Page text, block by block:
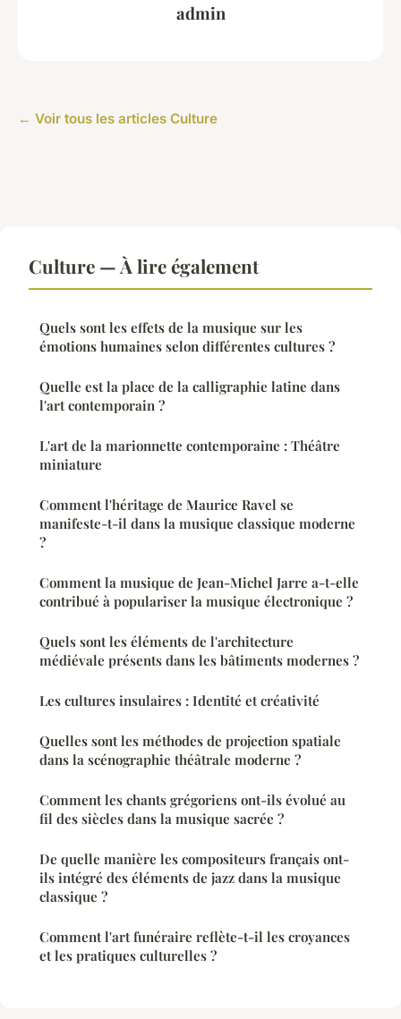
admin
← Voir tous les articles Culture
Culture — À lire également
Quels sont les effets de la musique sur les
émotions humaines selon différentes cultures ?
Quelle est la place de la calligraphie latine dans
l'art contemporain ?
L'art de la marionnette contemporaine : Théâtre
miniature
Comment l'héritage de Maurice Ravel se
manifeste-t-il dans la musique classique moderne
?
Comment la musique de Jean-Michel Jarre a-t-elle
contribué à populariser la musique électronique ?
Quels sont les éléments de l'architecture
médiévale présents dans les bâtiments modernes ?
Les cultures insulaires : Identité et créativité
Quelles sont les méthodes de projection spatiale
dans la scénographie théâtrale moderne ?
Comment les chants grégoriens ont-ils évolué au
fil des siècles dans la musique sacrée ?
De quelle manière les compositeurs français ont-
ils intégré des éléments de jazz dans la musique
classique ?
Comment l'art funéraire reflète-t-il les croyances
et les pratiques culturelles ?